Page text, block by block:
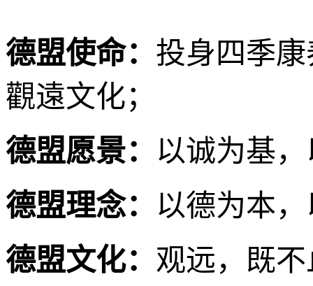
德盟使命： 投身四季康
觀遠文化；
德盟愿景： 以诚为基
德盟理念： 以德为本
德盟文化： 观远，既